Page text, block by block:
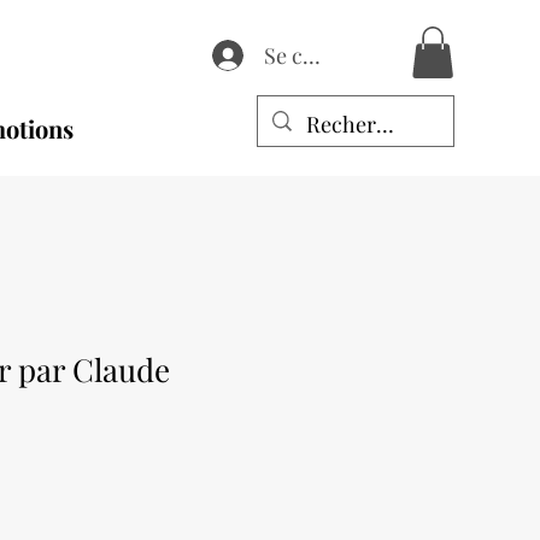
Se connecter
par Claude